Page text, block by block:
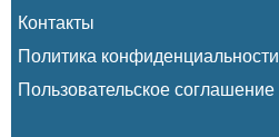
Контакты
Политика конфиденциальности
Пользовательское соглашение